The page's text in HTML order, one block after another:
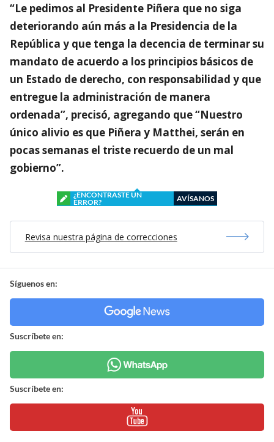
“Le pedimos al Presidente Piñera que no siga
deteriorando aún más a la Presidencia de la
República y que tenga la decencia de terminar su
mandato de acuerdo a los principios básicos de
un Estado de derecho, con responsabilidad y que
entregue la administración de manera
ordenada”, precisó, agregando que “Nuestro
único alivio es que Piñera y Matthei, serán en
pocas semanas el triste recuerdo de un mal
gobierno”.
¿ENCONTRASTE UN
ERROR?
AVÍSANOS
Revisa nuestra página de correcciones
Síguenos en:
Suscríbete en:
Suscríbete en: